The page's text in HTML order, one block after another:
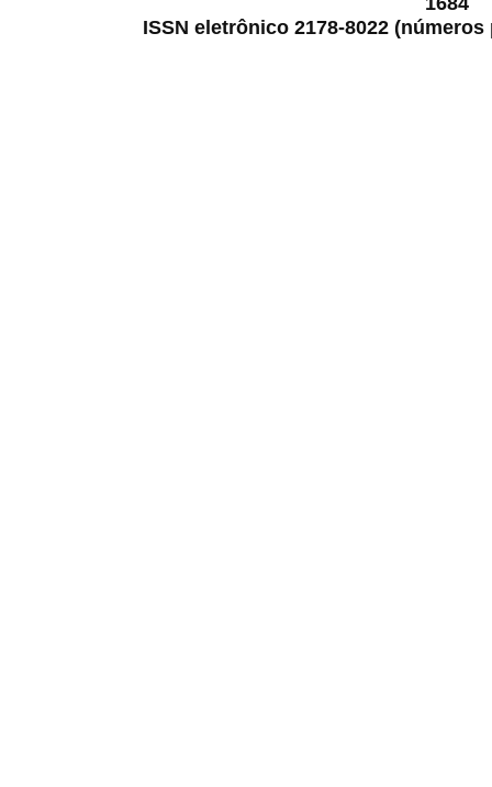
ISSN eletrônico 2178-8022